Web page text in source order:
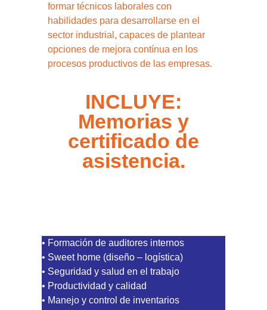
formar técnicos laborales con
habilidades para desarrollarse en el
sector industrial, capaces de plantear
opciones de mejora contínua en los
procesos productivos de las empresas.
INCLUYE:
Memorias y
certificado de
asistencia.
• Formación de auditores internos
• Sweet home (diseño – logística)
• Seguridad y salud en el trabajo
• Productividad y calidad
• Manejo y control de inventarios